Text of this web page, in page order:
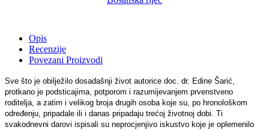
Opis
Recenzije
Povezani Proizvodi
Sve što je obilježilo dosadašnji život autorice doc. dr. Edine Šarić,
protkano je podsticajima, potporom i razumijevanjem prvenstveno
roditelja, a zatim i velikog broja drugih osoba koje su, po hronološkom
određenju, pripadale ili i danas pripadaju trećoj životnoj dobi. Ti
svakodnevni darovi ispisali su neprocjenjivo iskustvo koje je oplemenilo